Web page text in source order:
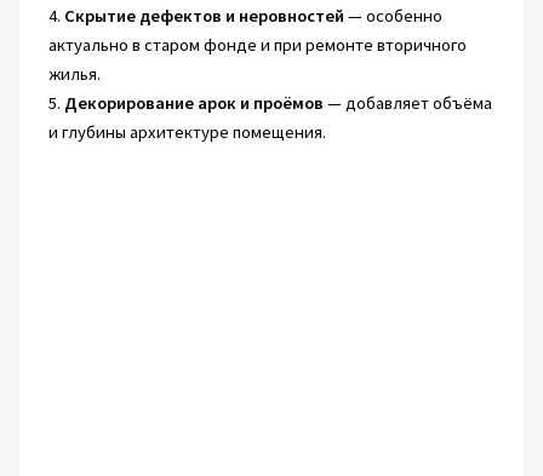
4. Скрытие дефектов и неровностей — особенно
актуально в старом фонде и при ремонте вторичного
жилья.
5. Декорирование арок и проёмов — добавляет объёма
и глубины архитектуре помещения.